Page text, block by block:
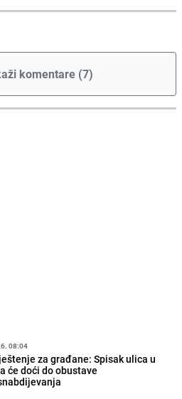
komentare (7)
08:04
za građane: Spisak ulica u
će doći do obustave